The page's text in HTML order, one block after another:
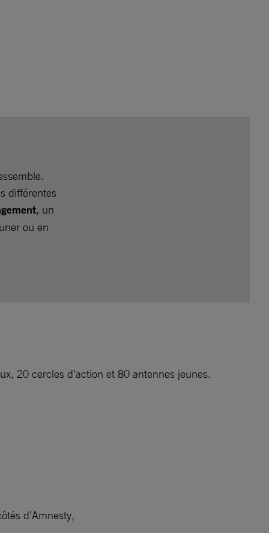
différentes
, un
ou en
20 cercles d’action et 80 antennes jeunes.
d’Amnesty,